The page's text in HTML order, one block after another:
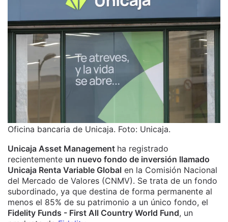
Oficina bancaria de Unicaja. Foto: Unicaja.
Unicaja Asset Management ha registrado
recientemente un nuevo fondo de inversión llamado
Unicaja Renta Variable Global en la Comisión Nacional
del Mercado de Valores (CNMV). Se trata de un fondo
subordinado, ya que destina de forma permanente al
menos el 85% de su patrimonio a un único fondo, el
Fidelity Funds - First All Country World Fund, un